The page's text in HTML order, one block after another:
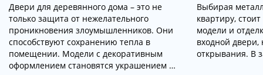
Двери для деревянного дома – это не
только защита от нежелательного
проникновения злоумышленников. Они
способствуют сохранению тепла в
помещении. Модели с декоративным
оформлением становятся украшением …
Выбирая
квартиру,
модели и
входной двери,
открывания. В